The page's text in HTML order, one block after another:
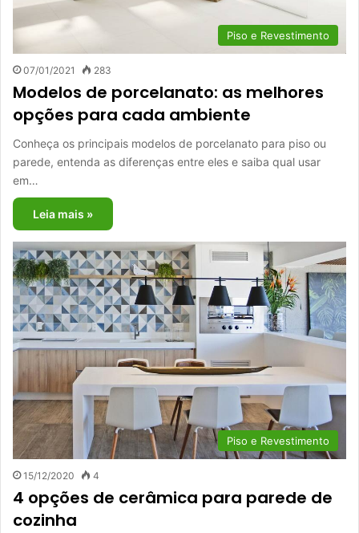
Piso e Revestimento
07/01/2021 283
Modelos de porcelanato: as melhores
opções para cada ambiente
Conheça os principais modelos de porcelanato para piso ou
parede, entenda as diferenças entre eles e saiba qual usar
em…
Leia mais »
Piso e Revestimento
15/12/2020 4
4 opções de cerâmica para parede de
cozinha